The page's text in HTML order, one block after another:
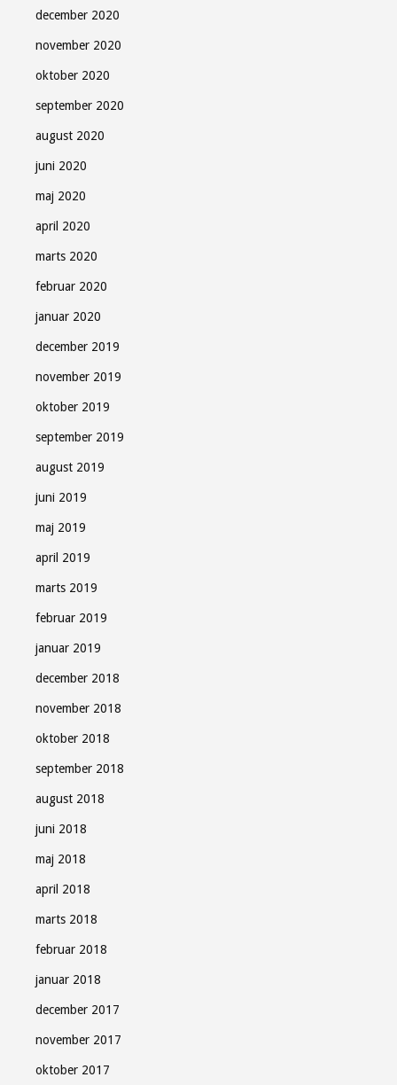
december 2020
november 2020
oktober 2020
september 2020
august 2020
juni 2020
maj 2020
april 2020
marts 2020
februar 2020
januar 2020
december 2019
november 2019
oktober 2019
september 2019
august 2019
juni 2019
maj 2019
april 2019
marts 2019
februar 2019
januar 2019
december 2018
november 2018
oktober 2018
september 2018
august 2018
juni 2018
maj 2018
april 2018
marts 2018
februar 2018
januar 2018
december 2017
november 2017
oktober 2017